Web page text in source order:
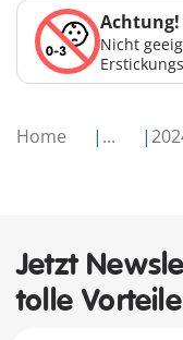
Home ...
Achtung!
Nicht
Jetzt
tolle